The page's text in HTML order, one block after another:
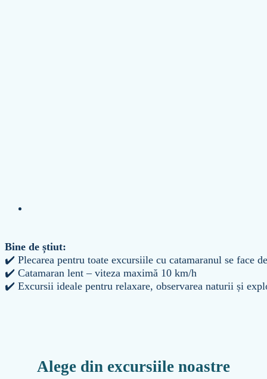
Bine de știut:
✔️ Plecarea pentru toate excursiile cu catamaranul se face
✔️ Catamaran lent – viteza maximă 10 km/h
✔️ Excursii ideale pentru relaxare, observarea naturii și
Alege din excursiile noastre